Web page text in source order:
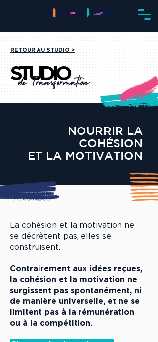
RETOUR AU STUDIO >
NOURRIR LA
COHÉSION
ET LA MOTIVATION
STUDIO
STUDIO
de Transformation
La cohésion et la motivation ne
se décrètent pas, elles se
construisent.
Contrairement aux idées reçues,
la cohésion et la motivation ne
surgissent pas spontanément, ni
de manière universelle, et ne se
limitent pas à la rémunération
ou à la compétition.